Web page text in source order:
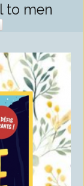
to men